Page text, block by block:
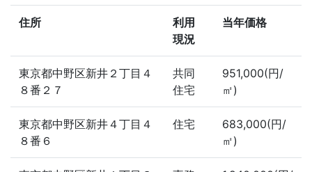
住所
利用
現況
当年価格
東京都中野区新井２丁目４
８番２７
共同
住宅
951,000(円/
㎡)
東京都中野区新井４丁目４
８番６
住宅
683,000(円/
㎡)